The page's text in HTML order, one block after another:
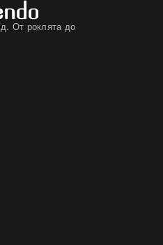
От роклята до